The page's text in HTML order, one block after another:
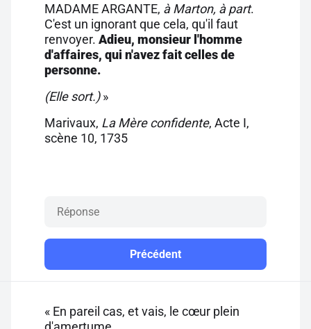
MADAME ARGANTE, à Marton, à part.
C'est un ignorant que cela, qu'il faut
renvoyer. Adieu, monsieur l'homme
d'affaires, qui n'avez fait celles de
personne.
(Elle sort.)»
Marivaux, La Mère confidente, Acte I,
scène 10, 1735
Précédent
« En pareil cas, et vais, le cœur plein